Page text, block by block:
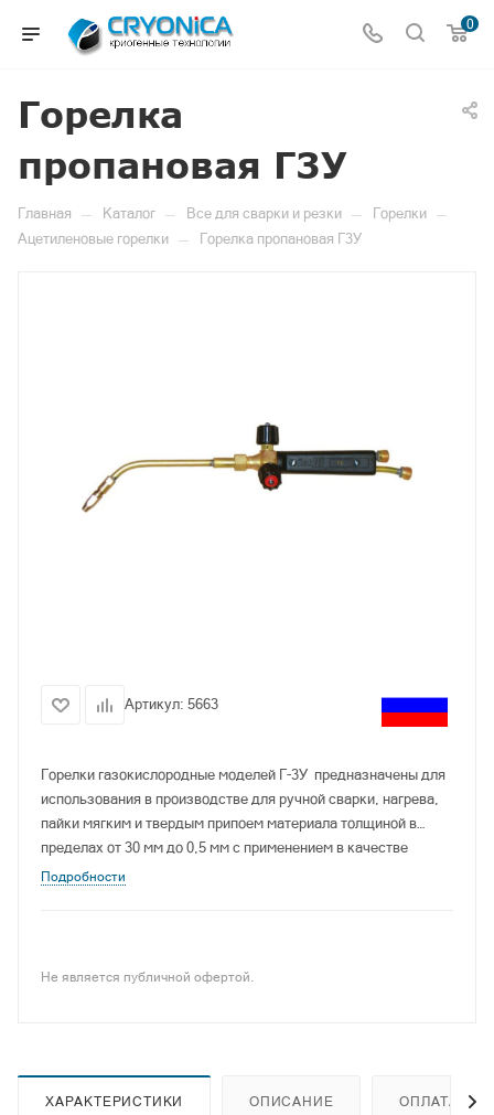
0
Горелка
пропановая Г3У
Главная — Каталог — Все для сварки и резки — Горелки —
Ацетиленовые горелки — Горелка пропановая Г3У
Артикул: 5663
Горелки газокислородные моделей Г-3У предназначены для
использования в производстве для ручной сварки, нагрева,
пайки мягким и твердым припоем материала толщиной в
пределах от 30 мм до 0,5 мм с применением в качестве
горючего ацетилена или пропан-бутана и кислорода чистотой
Подробности
Не является публичной офертой.
ХАРАКТЕРИСТИКИ ОПИСАНИЕ ОПЛАТА